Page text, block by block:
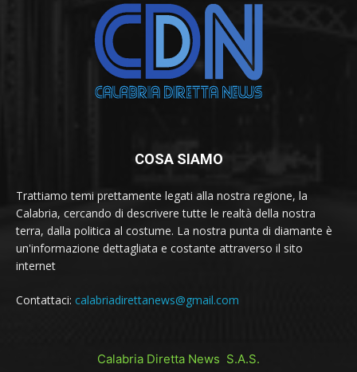
COSA SIAMO
Trattiamo temi prettamente legati alla nostra regione, la
Calabria, cercando di descrivere tutte le realtà della nostra
terra, dalla politica al costume. La nostra punta di diamante è
un'informazione dettagliata e costante attraverso il sito
internet
Contattaci: calabriadirettanews@gmail.com
Calabria Diretta News S.A.S.